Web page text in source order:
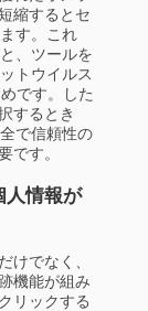
縮するとセ
す。これ
、ツールを
トウイルス
です。した
するとき
で信頼性の
です。
人情報が
けでなく、
機能が組み
リックする